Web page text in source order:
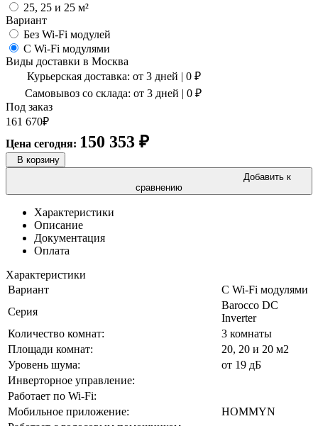
25, 25 и 25 м²
Вариант
Без Wi-Fi модулей
С Wi-Fi модулями
Виды доставки в Москва
Курьерская доставка: от 3 дней | 0 ₽
Самовывоз со склада: от 3 дней | 0 ₽
Под заказ
161 670₽
Цена сегодня: 150 353 ₽
В корзину
Добавить к
сравнению
Характеристики
Описание
Документация
Оплата
Характеристики
Вариант
С Wi-Fi модулями
Серия
Barocco DC
Inverter
Количество комнат:
3 комнаты
Площади комнат:
20, 20 и 20 м2
Уровень шума:
от 19 дБ
Инверторное управление:
Работает по Wi-Fi:
Мобильное приложение:
HOMMYN